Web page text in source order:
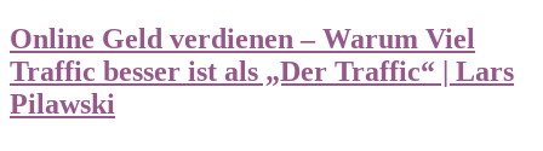
Online Geld verdienen – Warum Viel
Traffic besser ist als „Der Traffic“ | Lars
Pilawski